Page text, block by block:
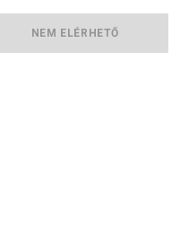
NEM ELÉRHETŐ